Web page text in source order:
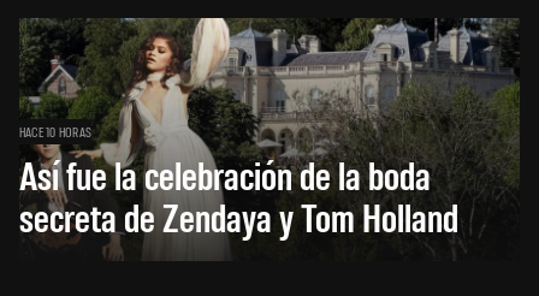
HACE 10 HORAS
Así fue la celebración de la boda
secreta de Zendaya y Tom Holland